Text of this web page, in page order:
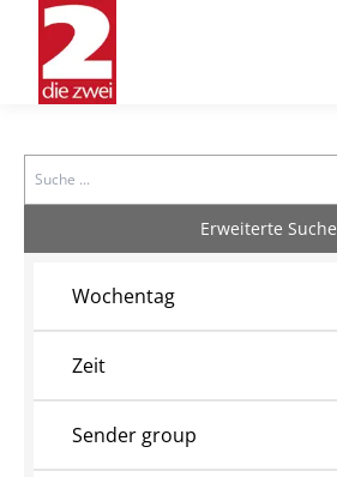
Search
Erweiterte Suche
Wochentag
Zeit
Sender group